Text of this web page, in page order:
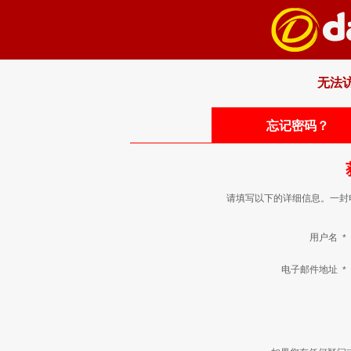
无法
忘记密码？
请填写以下的详细信息。一
用户名 *
电子邮件地址 *